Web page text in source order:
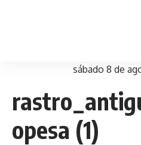
sábado 8 de
opesa (1)